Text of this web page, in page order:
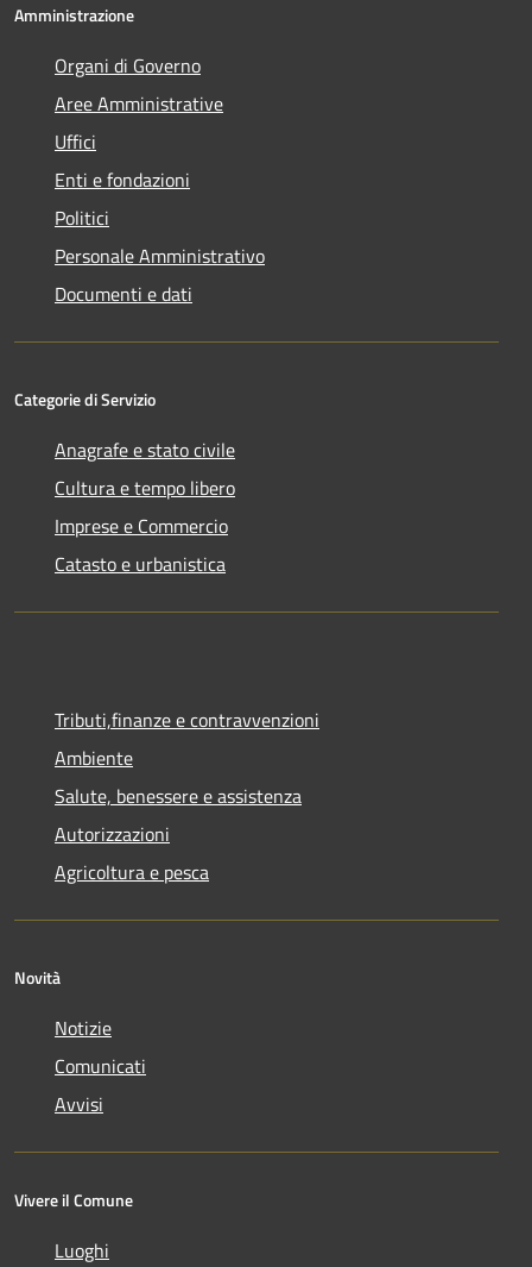
Amministrazione
Organi di Governo
Aree Amministrative
Uffici
Enti e fondazioni
Politici
Personale Amministrativo
Documenti e dati
Categorie di Servizio
Anagrafe e stato civile
Cultura e tempo libero
Imprese e Commercio
Catasto e urbanistica
Tributi,finanze e contravvenzioni
Ambiente
Salute, benessere e assistenza
Autorizzazioni
Agricoltura e pesca
Novità
Notizie
Comunicati
Avvisi
Vivere il Comune
Luoghi